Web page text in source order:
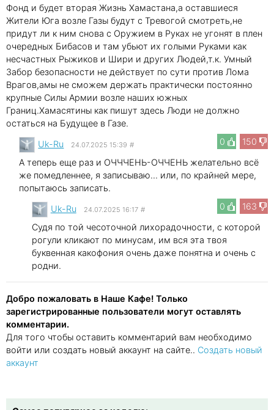
Фонд и будет вторая Жизнь Хамастана,а оставшиеся
Жители Юга возле Газы будут с Тревогой смотреть,не
придут ли к ним снова с Оружием в Руках не угонят в плен
очередных Бибасов и там убьют их голыми Руками как
несчастных Рыжиков и Шири и других Людей,т.к. Умный
Забор безопасности не действует по сути против Лома
Врагов,амы не сможем держать практически постоянно
крупные Силы Армии возле наших южных
Границ.Хамасятины как пишут здесь Люди не должно
остаться на Будущее в Газе.
0
150
Uk-Ru 24.07.2025 15:39 #
А теперь еще раз и ОЧЧЧЕНЬ-ОЧЧЕНЬ желательно всё
же помедленнее, я записываю... или, по крайней мере,
попытаюсь записать.
0
163
Uk-Ru 24.07.2025 16:17 #
Судя по той чесоточной лихорадочности, с которой
рогули кликают по минусам, им вся эта твоя
буквенная какофония очень даже понятна и очень с
родни.
Добро пожаловать в Наше Кафе! Только
зарегистрированные пользователи могут оставлять
комментарии.
Для того чтобы оставить комментарий вам необходимо
войти или создать новый аккаунт на сайте.. Создать новый
аккаунт